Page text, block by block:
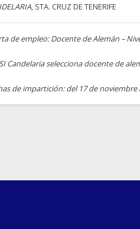
, STA. CRUZ DE TENERIFE
de empleo: Docente de Alemán –
Candelaria selecciona docente de
de impartición: del 17 de noviembre